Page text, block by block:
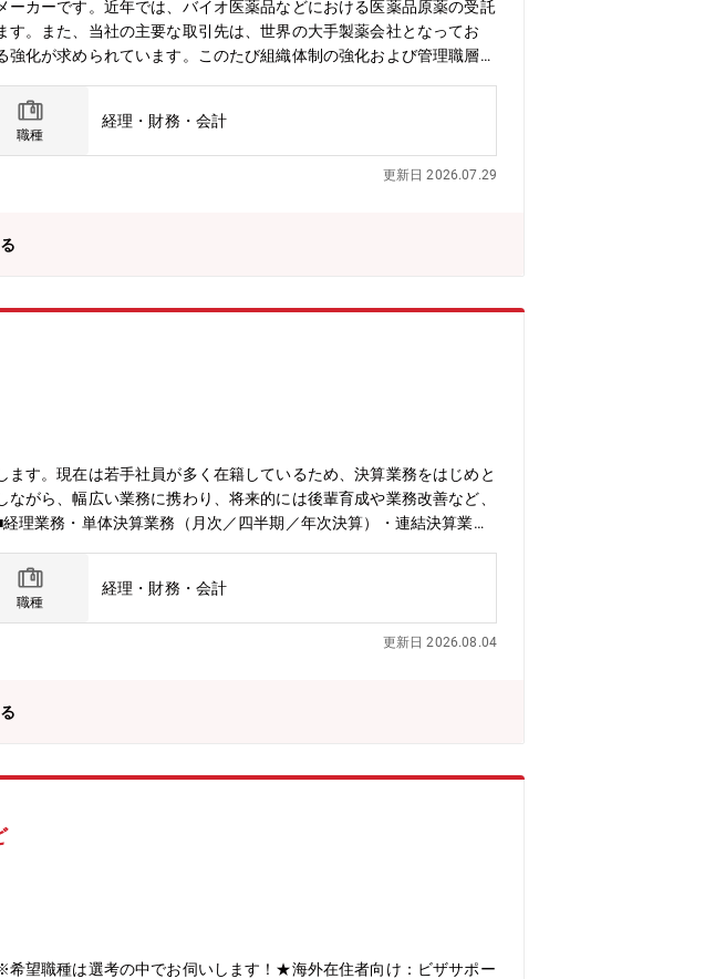
カーです。近年では、バイオ医薬品などにおける医薬品原薬の受託
。また、当社の主要な取引先は、世界の大手製薬会社となってお
化が求められています。このたび組織体制の強化および管理職層の
■海外子会社の計数管理海外子会社を含むグループ全体の経理・財
す。あわせて、経理部門のマネジメントや人材育成を通じて、組織
(1名50代)、課長（1名40代）、主査（1名50代）主任(2名30代)、一
職種
経理・財務・会計
更新日 2026.07.29
す。現在は若手社員が多く在籍しているため、決算業務をはじめと
がら、幅広い業務に携わり、将来的には後輩育成や業務改善など、
理業務・単体決算業務（月次／四半期／年次決算）・連結決算業
務を中心に、開示資料作成や資金管理など幅広い経理業務を担当い
て業務改善や業務効率化にも積極的に取り組んでいただくことを期
成長を支えていただけるポジションです。【組織構成】経営推進
間～30時間/月程度■時間単位での有給取得可能■有給は入社時に即
職種
経理・財務・会計
更新日 2026.08.04
望職種は選考の中でお伺いします！★海外在住者向け：ビザサポー